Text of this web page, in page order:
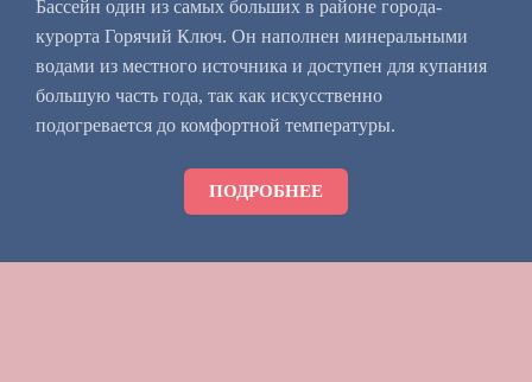
Бассейн один из самых больших в районе города-
курорта Горячий Ключ. Он наполнен минеральными
водами из местного источника и доступен для купания
большую часть года, так как искусственно
подогревается до комфортной температуры.
ПОДРОБНЕЕ